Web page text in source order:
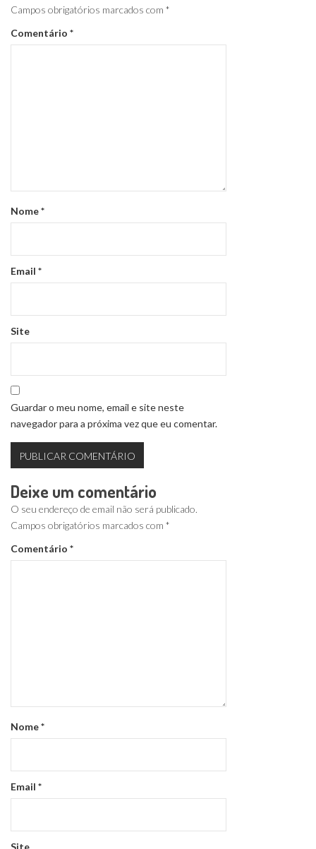
Campos obrigatórios marcados com *
Comentário *
Nome*
Email *
Site
Guardar o meu nome, email e site neste
navegador para a próxima vez que eu comentar.
Deixe um comentário
O seu endereço de email não será publicado.
Campos obrigatórios marcados com *
Comentário *
Nome*
Email *
Site